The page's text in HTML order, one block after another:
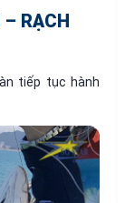
– RẠCH
tiếp tục hành